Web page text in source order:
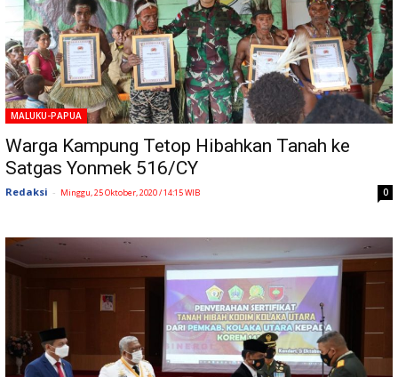
MALUKU-PAPUA
Warga Kampung Tetop Hibahkan Tanah ke
Satgas Yonmek 516/CY
Redaksi - Minggu, 25 Oktober, 2020 / 14:15 WIB 0